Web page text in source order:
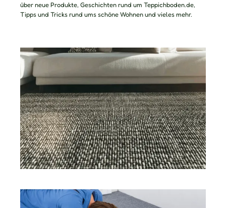
über neue Produkte, Geschichten rund um Teppichboden.de,
Tipps und Tricks rund ums schöne Wohnen und vieles mehr.